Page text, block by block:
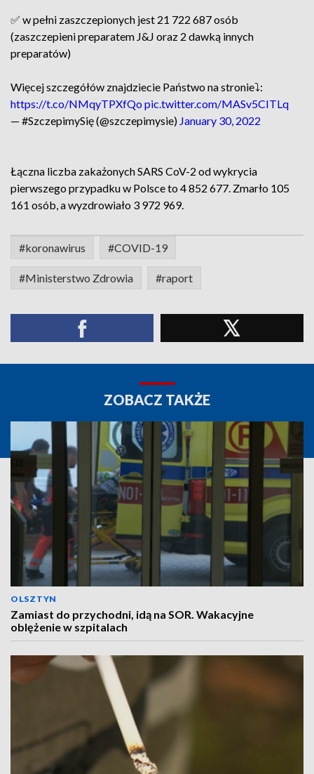
✅ w pełni zaszczepionych jest 21 722 687 osób
(zaszczepieni preparatem J&J oraz 2 dawką innych
preparatów)
Więcej szczegółów znajdziecie Państwo na stronie⤵️:
https://t.co/NMqyTPXfQo pic.twitter.com/MASv5CITLq
— #SzczepimySię (@szczepimysie) January 30, 2022
Łączna liczba zakażonych SARS CoV-2 od wykrycia
pierwszego przypadku w Polsce to 4 852 677. Zmarło 105
161 osób, a wyzdrowiało 3 972 969.
#koronawirus #COVID-19
#Ministerstwo Zdrowia #raport
ZOBACZ TAKŻE
OLSZTYN
Zamiast do przychodni, idą na SOR. Wakacyjne
oblężenie w szpitalach